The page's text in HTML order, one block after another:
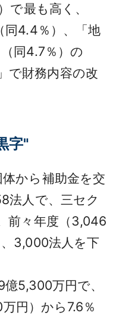
で最も高く、
同4.4％）、「地
同4.7％）の
で財務内容の改
字"
から補助金を交
法人で、三セク
前々年度（3,046
3,000法人を下
5,300万円で、
円）から7.6％